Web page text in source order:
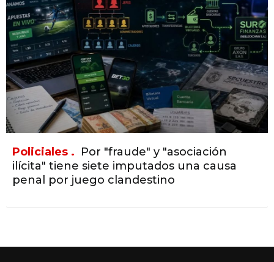
Policiales . Por "fraude" y "asociación
ilícita" tiene siete imputados una causa
penal por juego clandestino